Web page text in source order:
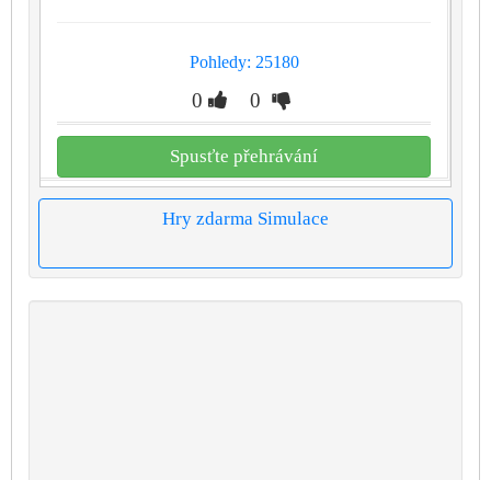
Pohledy: 25180
0 0
Spusťte přehrávání
Hry zdarma Simulace